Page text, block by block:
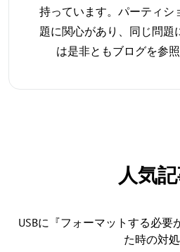
持っています。パーティシ
題に関心があり、同じ問題
は是非ともブログを参照
人気
USBに『フォーマットする必要
た時の対